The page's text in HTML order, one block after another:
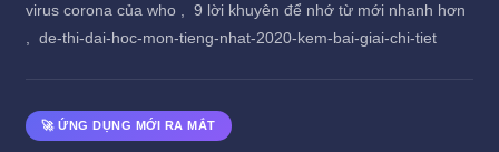
virus corona của who , 9 lời khuyên để nhớ từ mới nhanh hơn
, de-thi-dai-hoc-mon-tieng-nhat-2020-kem-bai-giai-chi-tiet
🚀 ỨNG DỤNG MỚI RA MẮT